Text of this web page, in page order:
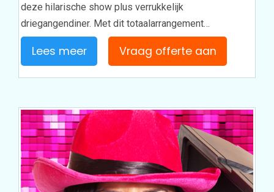
deze hilarische show plus verrukkelijk
driegangendiner. Met dit totaalarrangement…
Lees meer Vraag offerte aan